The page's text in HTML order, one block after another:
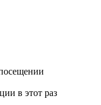
в этот раз